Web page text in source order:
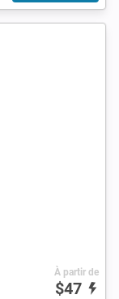
À partir de
$47